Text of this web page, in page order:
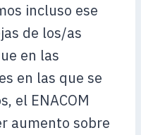
incluso ese
de los/as
en las
en las que se
el ENACOM
aumento sobre